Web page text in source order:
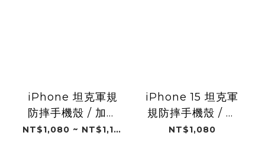
iPhone 坦克軍規
防摔手機殼 / 加州
航線 (簡約風格)NT$1,080 ~ NT$1,180
iPhone 15 坦克軍
規防摔手機殼 / 航
海指針 (簡約風格)
NT$1,080